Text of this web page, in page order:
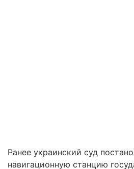
Ранее украинский суд
навигационную станцию